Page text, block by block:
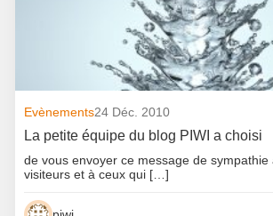
Evènements24 Déc. 2010
La petite équipe du blog PIWI a choisi
de vous envoyer ce message de sympathie
visiteurs et à ceux qui […]